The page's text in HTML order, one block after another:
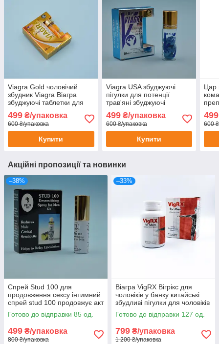
Viagra Gold чоловічий
збудник Viagra Віагра
збуджуючі таблетки для
потенції продовження
сексу 10 шт
499 ₴/упаковка
600 ₴/упаковка
Купити
Viagra USA збуджуючі
пігулки для потенції
трав'яні збуджуючі
препарати для сексу
ерекції Віагра 10 шт.
499₴/упаковка
600 ₴/упаковка
Купити
Цар
499
600
Акційні пропозиції та новинки
–38%
Спрей Stud 100 для
продовження сексу інтимний
спрей stud 100 продовжує акт
препарати для потенції
Готово до відправки 85 од.
499 ₴/упаковка
800 ₴/упаковка
–33%
Віагра VigRХ Вігрікс для
чоловіків у банку китайські
збудливі пігулки для чоловіків
трав'яна viagra 60шт
Готово до відправки 127 од.
799 ₴/упаковка
1 200 ₴/упаковка